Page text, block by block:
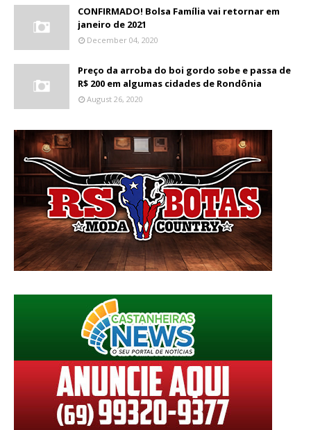
CONFIRMADO! Bolsa Família vai retornar em
janeiro de 2021
December 04, 2020
Preço da arroba do boi gordo sobe e passa de
R$ 200 em algumas cidades de Rondônia
August 26, 2020